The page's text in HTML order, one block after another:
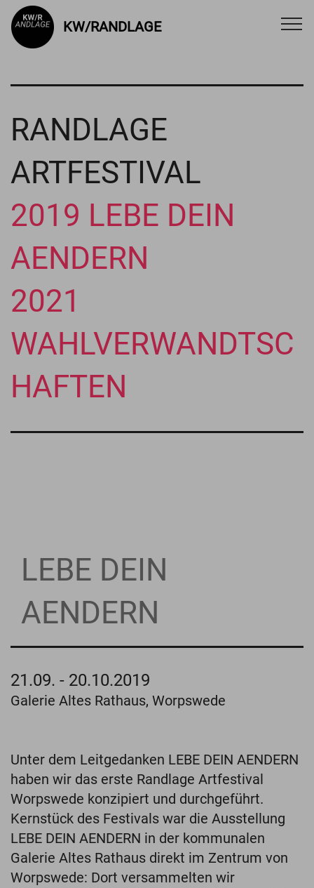
KW/RANDLAGE
RANDLAGE
ARTFESTIVAL
2019 LEBE DEIN
AENDERN
2021
WAHLVERWANDTSC
HAFTEN
LEBE DEIN
AENDERN
21.09. - 20.10.2019
Galerie Altes Rathaus, Worpswede
Unter dem Leitgedanken LEBE DEIN AENDERN
haben wir das erste Randlage Artfestival
Worpswede konzipiert und durchgeführt.
Kernstück des Festivals war die Ausstellung
LEBE DEIN AENDERN in der kommunalen
Galerie Altes Rathaus direkt im Zentrum von
Worpswede: Dort versammelten wir